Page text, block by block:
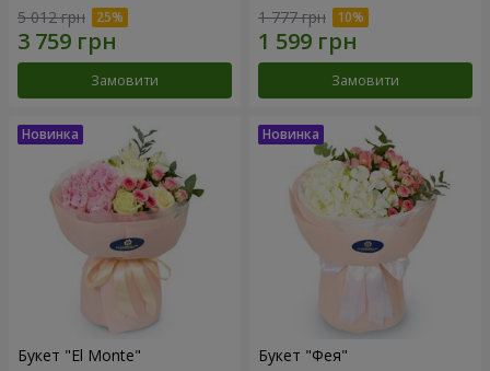
5 012 грн
Замовити
1 777 грн
Замовити
Букет "El Monte" Букет "Фея"